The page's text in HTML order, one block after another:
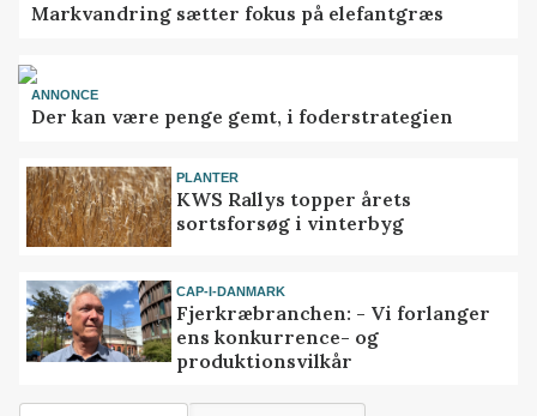
Markvandring sætter fokus på elefantgræs
ANNONCE
Der kan være penge gemt, i foderstrategien
PLANTER
KWS Rallys topper årets
sortsforsøg i vinterbyg
CAP-I-DANMARK
Fjerkræbranchen: - Vi forlanger
ens konkurrence- og
produktionsvilkår